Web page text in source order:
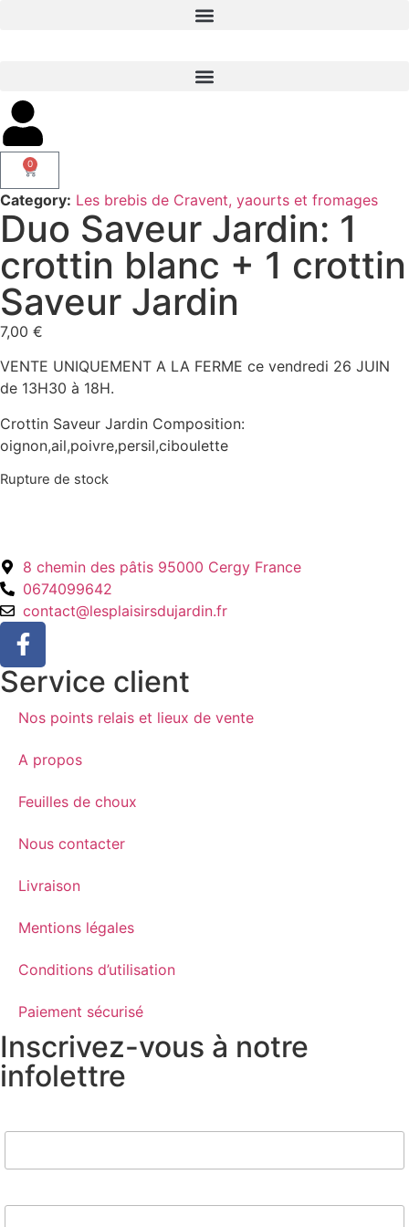
0
Category: Les brebis de Cravent, yaourts et fromages
Duo Saveur Jardin: 1
crottin blanc + 1 crottin
Saveur Jardin
7,00 €
VENTE UNIQUEMENT A LA FERME ce vendredi 26 JUIN
de 13H30 à 18H.
Crottin Saveur Jardin Composition:
oignon,ail,poivre,persil,ciboulette
Rupture de stock
8 chemin des pâtis 95000 Cergy France
0674099642
contact@lesplaisirsdujardin.fr
Service client
Nos points relais et lieux de vente
A propos
Feuilles de choux
Nous contacter
Livraison
Mentions légales
Conditions d’utilisation
Paiement sécurisé
Inscrivez-vous à notre
infolettre